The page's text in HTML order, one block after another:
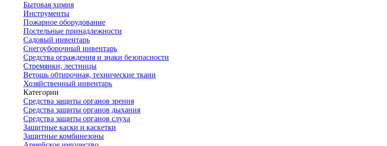
Бытовая химия
Инструменты
Пожарное оборудование
Постельные принадлежности
Садовый инвентарь
Снегоуборочный инвентарь
Средства ограждения и знаки безопасности
Стремянки, лестницы
Ветошь обтирочная, технические ткани
Хозяйственный инвентарь
Категории
Средства защиты органов зрения
Средства защиты органов дыхания
Средства защиты органов слуха
Защитные каски и каскетки
Защитные комбинезоны